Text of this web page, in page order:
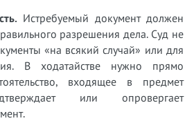
Истребуемый документ должен
разрешения дела. Суд не
«на всякий случай» или для
В ходатайстве нужно прямо
входящее в предмет
или опровергает